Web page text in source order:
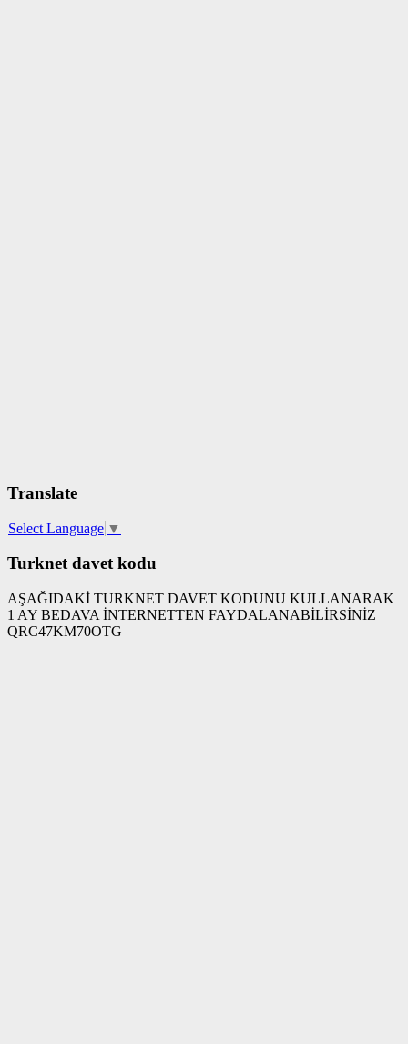
Translate
Select Language ▼
Turknet davet kodu
AŞAĞIDAKİ TURKNET DAVET KODUNU KULLANARAK
1 AY BEDAVA İNTERNETTEN FAYDALANABİLİRSİNİZ
QRC47KM70OTG